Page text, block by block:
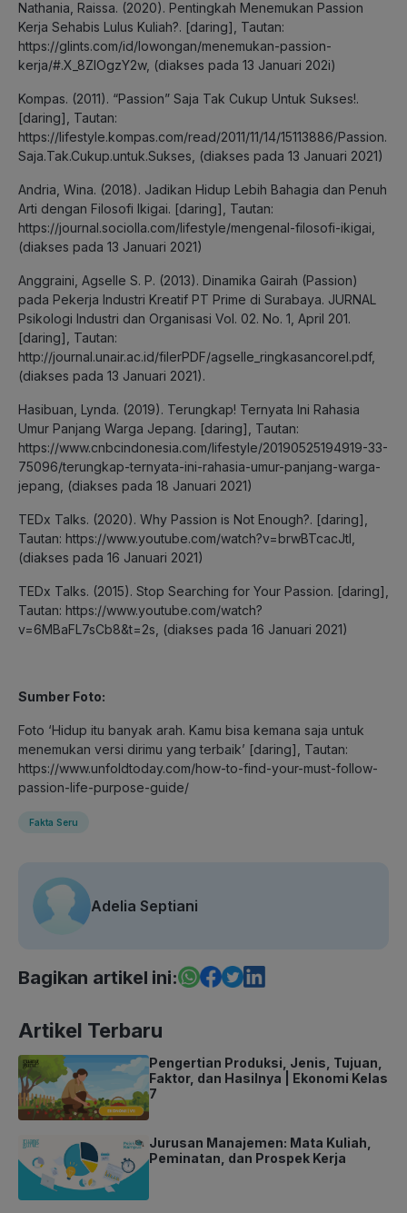
Nathania, Raissa. (2020). Pentingkah Menemukan Passion
Kerja Sehabis Lulus Kuliah?. [daring], Tautan:
https://glints.com/id/lowongan/menemukan-passion-
kerja/#.X_8ZlOgzY2w, (diakses pada 13 Januari 202i)
Kompas. (2011). “Passion” Saja Tak Cukup Untuk Sukses!.
[daring], Tautan:
https://lifestyle.kompas.com/read/2011/11/14/15113886/Passion.
Saja.Tak.Cukup.untuk.Sukses, (diakses pada 13 Januari 2021)
Andria, Wina. (2018). Jadikan Hidup Lebih Bahagia dan Penuh
Arti dengan Filosofi Ikigai. [daring], Tautan:
https://journal.sociolla.com/lifestyle/mengenal-filosofi-ikigai,
(diakses pada 13 Januari 2021)
Anggraini, Agselle S. P. (2013). Dinamika Gairah (Passion)
pada Pekerja Industri Kreatif PT Prime di Surabaya. JURNAL
Psikologi Industri dan Organisasi Vol. 02. No. 1, April 201.
[daring], Tautan:
http://journal.unair.ac.id/filerPDF/agselle_ringkasancorel.pdf,
(diakses pada 13 Januari 2021).
Hasibuan, Lynda. (2019). Terungkap! Ternyata Ini Rahasia
Umur Panjang Warga Jepang. [daring], Tautan:
https://www.cnbcindonesia.com/lifestyle/20190525194919-33-
75096/terungkap-ternyata-ini-rahasia-umur-panjang-warga-
jepang, (diakses pada 18 Januari 2021)
TEDx Talks. (2020). Why Passion is Not Enough?. [daring],
Tautan: https://www.youtube.com/watch?v=brwBTcacJtI,
(diakses pada 16 Januari 2021)
TEDx Talks. (2015). Stop Searching for Your Passion. [daring],
Tautan: https://www.youtube.com/watch?
v=6MBaFL7sCb8&t=2s, (diakses pada 16 Januari 2021)
Sumber Foto:
Foto ‘Hidup itu banyak arah. Kamu bisa kemana saja untuk
menemukan versi dirimu yang terbaik’ [daring], Tautan:
https://www.unfoldtoday.com/how-to-find-your-must-follow-
passion-life-purpose-guide/
Fakta Seru
Adelia Septiani
Bagikan artikel ini:
Artikel Terbaru
Pengertian Produksi, Jenis, Tujuan,
Faktor, dan Hasilnya | Ekonomi Kelas
7
Jurusan Manajemen: Mata Kuliah,
Peminatan, dan Prospek Kerja